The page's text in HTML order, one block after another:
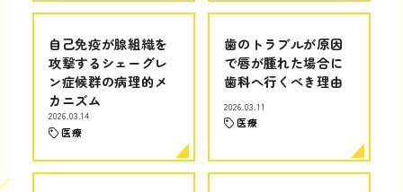
自己免疫が腺組織を
攻撃するシェーグレ
ン症候群の病理的メ
カニズム
2026.03.14
医療
歯のトラブルが原因
で唇が腫れた場合に
歯科へ行くべき理由
2026.03.11
医療